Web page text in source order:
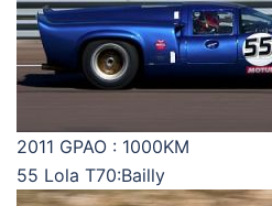
2011 GPAO : 1000KM
55 Lola T70:Bailly